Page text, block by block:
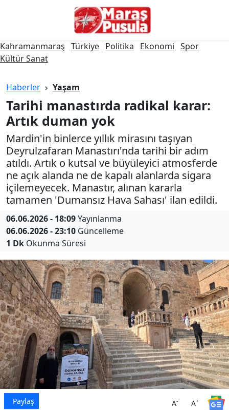
Kahramanmaraş Türkiye Politika Ekonomi Spor
Kültür Sanat
Haberler Yaşam
Tarihi manastırda radikal karar:
Artık duman yok
Mardin'in binlerce yıllık mirasını taşıyan
Deyrulzafaran Manastırı'nda tarihi bir adım
atıldı. Artık o kutsal ve büyüleyici atmosferde
ne açık alanda ne de kapalı alanlarda sigara
içilemeyecek. Manastır, alınan kararla
tamamen 'Dumansız Hava Sahası' ilan edildi.
06.06.2026 - 18:09Yayınlanma
06.06.2026 - 23:10 Güncelleme
1 Dk Okunma Süresi
Paylaş A- A+